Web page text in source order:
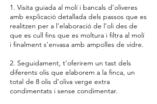
1. Visita guiada al molí i bancals d’oliveres
amb explicació detallada dels passos que es
realitzen per a l’elaboració de l’oli des de
que es cull fins que es moltura i filtra al molí
i finalment s’envasa amb ampolles de vidre.
2. Seguidament, t’oferirem un tast dels
diferents olis que elaborem a la finca, un
total de 8 olis d’oliva verge extra
condimentats i sense condimentar.